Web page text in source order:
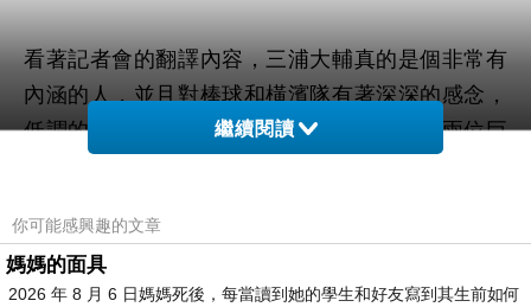
看著記者會的翻譯內容，三浦大輔真的是個非常有
內涵的人，並且對棒球和橫濱隊有著深深的感念，
低調的個性讓人聯想到今年體壇退休的另外兩位巨
道，番長的偶像是矢澤永吉啊。
繼續閱讀
你可能感興趣的文章
媽媽的面具
2026 年 8 月 6 日媽媽死後，每當讀到她的學生和好友寫到其生前如何